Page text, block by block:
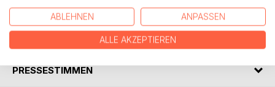
PRESSESTIMMEN
ABLEHNEN ANPASSEN
ALLE AKZEPTIEREN